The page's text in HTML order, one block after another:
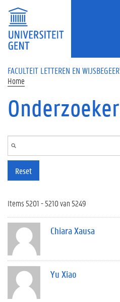
Overslaan en naar de inhoud gaan
FACULTEIT LETTEREN EN
Home
Reset
Items 5201 - 5210 van 5249
Chiara Xausa
Yu Xiao